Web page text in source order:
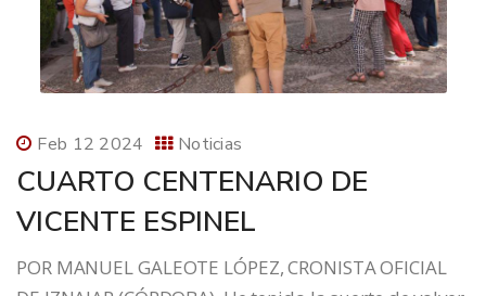
Feb 12 2024 Noticias
CUARTO CENTENARIO DE
VICENTE ESPINEL
POR MANUEL GALEOTE LÓPEZ, CRONISTA OFICIAL